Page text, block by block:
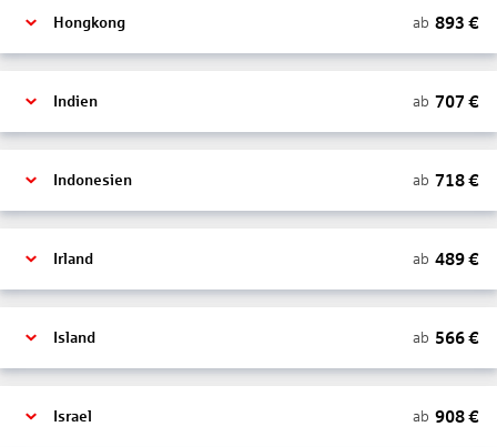
Hongkong ab 893 €
Indien ab 707 €
Indonesien ab 718€
Irland ab 489€
Island ab 566€
Israel ab 908€